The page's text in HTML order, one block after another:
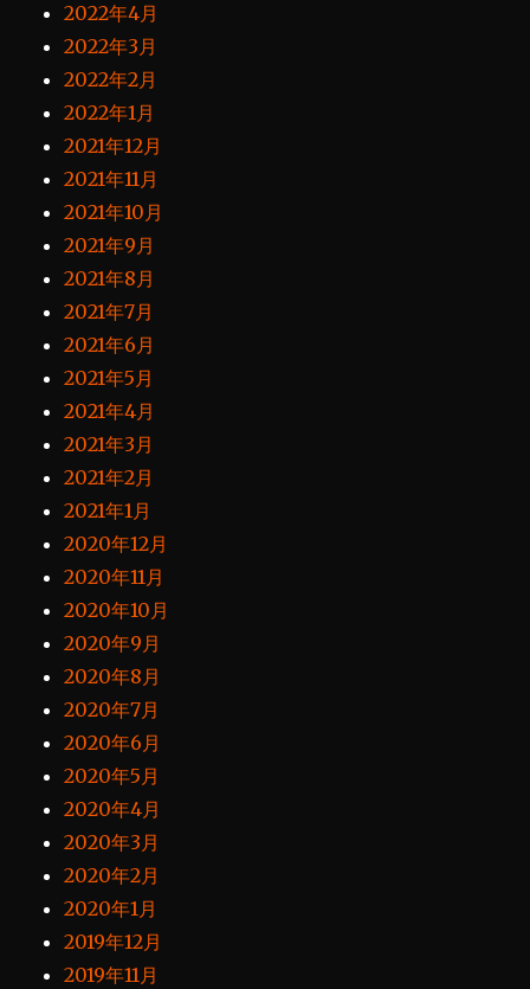
2022年4月
2022年3月
2022年2月
2022年1月
2021年12月
2021年11月
2021年10月
2021年9月
2021年8月
2021年7月
2021年6月
2021年5月
2021年4月
2021年3月
2021年2月
2021年1月
2020年12月
2020年11月
2020年10月
2020年9月
2020年8月
2020年7月
2020年6月
2020年5月
2020年4月
2020年3月
2020年2月
2020年1月
2019年12月
2019年11月